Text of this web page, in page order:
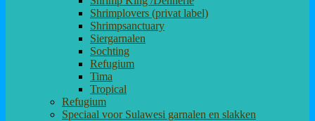
Shrimplovers (privat label)
Shrimpsanctuary
Siergarnalen
Sochting
Refugium
Tima
Tropical
Refugium
Speciaal voor Sulawesi garnalen en slakken